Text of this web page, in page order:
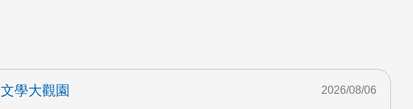
文學大觀園
2026/08/06